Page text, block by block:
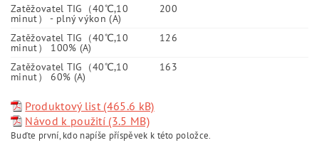
Zatěžovatel TIG（40℃,10
minut） - plný výkon (A)
200
Zatěžovatel TIG（40℃,10
minut） 100% (A)
126
Zatěžovatel TIG（40℃,10
minut） 60% (A)
163
Produktový list (465.6 kB)
Návod k použití (3.5 MB)
Buďte první, kdo napíše příspěvek k této položce.